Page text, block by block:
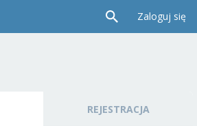
Zaloguj się
REJESTRACJA